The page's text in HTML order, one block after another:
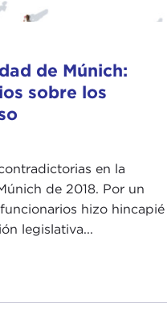
de Múnich:
sobre los
en la
de 2018. Por un
hizo hincapié
legislativa...